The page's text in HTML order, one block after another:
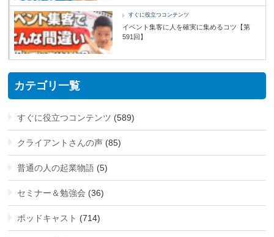
すぐに役立つコンテンツ
イベント集客に人を確実に集めるコツ【第
591回】
カテゴリ一覧
すぐに役立つコンテンツ (589)
クライアントさんの声 (85)
普通の人の起業物語 (5)
セミナー＆勉強会 (36)
ポッドキャスト (714)